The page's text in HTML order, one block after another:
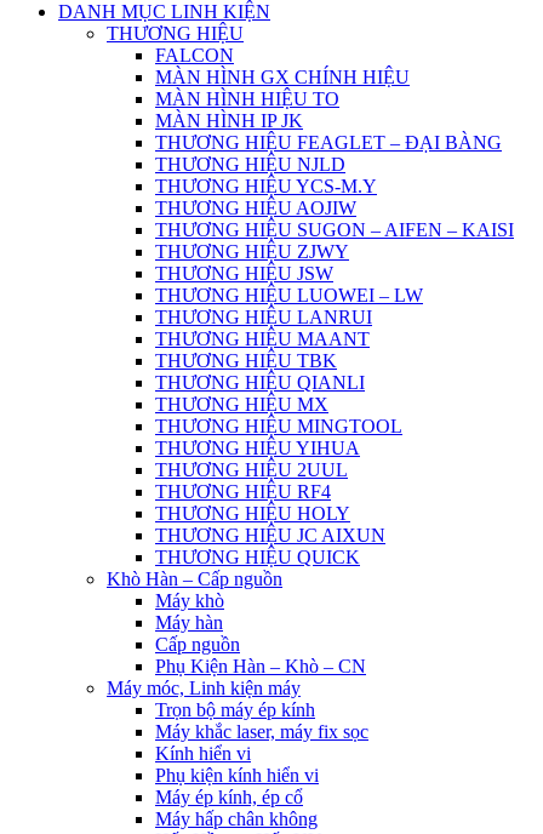
DANH MỤC LINH KIỆN
THƯƠNG HIỆU
FALCON
MÀN HÌNH GX CHÍNH HIỆU
MÀN HÌNH HIỆU TO
MÀN HÌNH IP JK
THƯƠNG HIỆU FEAGLET – ĐẠI BÀNG
THƯƠNG HIỆU NJLD
THƯƠNG HIỆU YCS-M.Y
THƯƠNG HIỆU AOJIW
THƯƠNG HIỆU SUGON – AIFEN – KAISI
THƯƠNG HIỆU ZJWY
THƯƠNG HIỆU JSW
THƯƠNG HIỆU LUOWEI – LW
THƯƠNG HIỆU LANRUI
THƯƠNG HIỆU MAANT
THƯƠNG HIỆU TBK
THƯƠNG HIỆU QIANLI
THƯƠNG HIỆU MX
THƯƠNG HIỆU MINGTOOL
THƯƠNG HIỆU YIHUA
THƯƠNG HIỆU 2UUL
THƯƠNG HIỆU RF4
THƯƠNG HIỆU HOLY
THƯƠNG HIỆU JC AIXUN
THƯƠNG HIỆU QUICK
Khò Hàn – Cấp nguồn
Máy khò
Máy hàn
Cấp nguồn
Phụ Kiện Hàn – Khò – CN
Máy móc, Linh kiện máy
Trọn bộ máy ép kính
Máy khắc laser, máy fix sọc
Kính hiển vi
Phụ kiện kính hiển vi
Máy ép kính, ép cổ
Máy hấp chân không